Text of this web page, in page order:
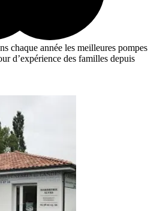
chaque année les meilleures pompes
d’expérience des familles depuis